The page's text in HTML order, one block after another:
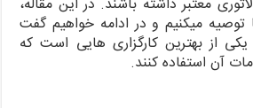
معتبر داشته باشند. در این مقاله،
توصیه میکنیم و در ادامه خواهیم گفت
یکی از بهترین کارگزاری هایی است که
آن استفاده کنند.